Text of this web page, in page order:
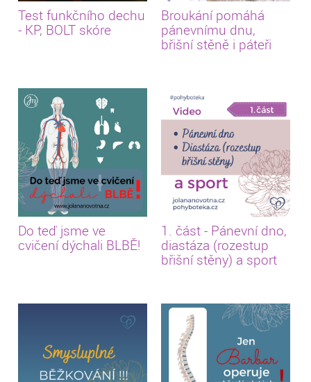
Test funkčního dechu
- KP, BOLT skóre
Broukání pomáhá
pánevnímu dnu,
břišní stěně i páteři
Do teď jsme ve
cvičení dýchali BLBĚ!
1. část - Pánevní dno,
diastáza (rozestup
břišní stěny) a sport